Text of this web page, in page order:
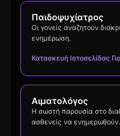
Παιδοψυχίατρος
Οι γονείς αναζητούν
ενημέρωση.
Κατασκευή Ιστοσελίδας
Αιματολόγος
Η σωστή παρουσία στο
ασθενείς να ενημερωθούν.